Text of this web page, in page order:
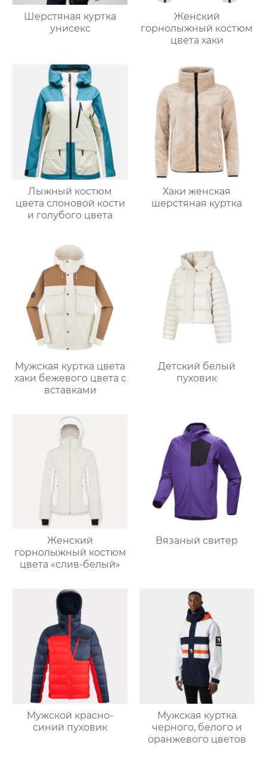
Шерстяная куртка
унисекс
Женский
горнолыжный костюм
цвета хаки
Лыжный костюм
цвета слоновой кости
и голубого цвета
Хаки женская
шерстяная куртка
Мужская куртка цвета
хаки бежевого цвета с
вставками
Детский белый
пуховик
Женский
горнолыжный костюм
цвета «слив-белый»
Вязаный свитер
Мужской красно-
синий пуховик
Мужская куртка
черного, белого и
оранжевого цветов